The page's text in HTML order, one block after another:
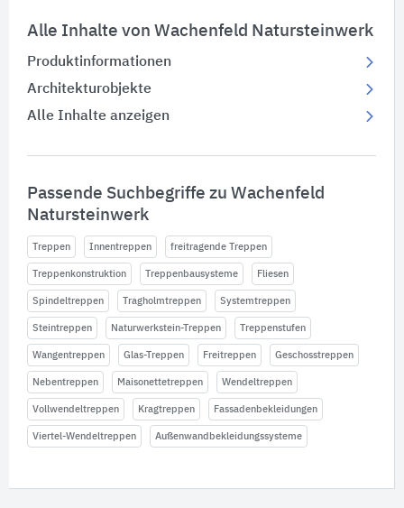
Alle Inhalte von Wachenfeld Natursteinwerk
Produktinformationen
Architekturobjekte
Alle Inhalte anzeigen
Passende Suchbegriffe zu Wachenfeld
Natursteinwerk
Treppen Innentreppen freitragende Treppen
Treppenkonstruktion Treppenbausysteme Fliesen
Spindeltreppen Tragholmtreppen Systemtreppen
Steintreppen Naturwerkstein-Treppen Treppenstufen
Wangentreppen Glas-Treppen Freitreppen Geschosstreppen
Nebentreppen Maisonettetreppen Wendeltreppen
Vollwendeltreppen Kragtreppen Fassadenbekleidungen
Viertel-Wendeltreppen Außenwandbekleidungssysteme